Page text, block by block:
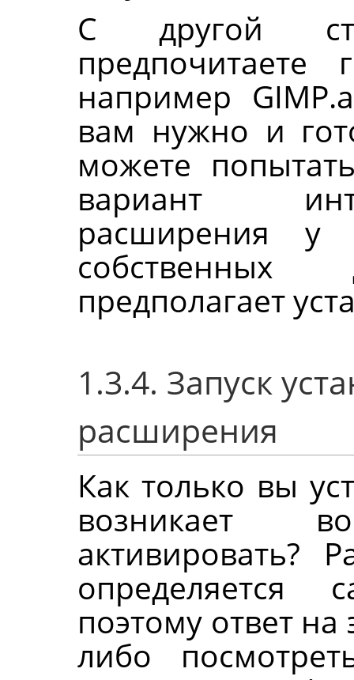
С другой
например
вам нужно и
можете
вариант
расширения у
предполагает
1.3.4. Запуск
расширения
Как только вы
возникает
активировать?
определяется
поэтому ответ
либо